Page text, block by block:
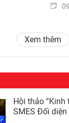
Xem thêm
Hội thảo “Kinh
SMES Đối diện